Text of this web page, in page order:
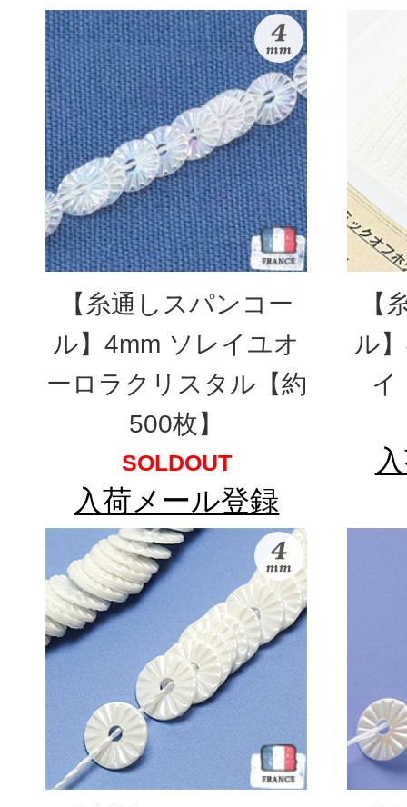
【糸通しスパンコー
ル】4mm ソレイユオ
ーロラクリスタル【約
500枚】
SOLDOUT
入荷メール登録
【
ル
イ